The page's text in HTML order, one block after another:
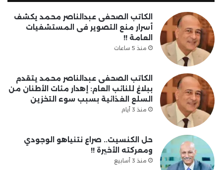
الكاتب الصحفى عبدالناصر محمد يكشف
أسرار منع التصوير فى المستشفيات
العامة !!
منذ 5 ساعات
الكاتب الصحفى عبدالناصر محمد يتقدم
ببلاغ للنائب العام: إهدار مئات الأطنان من
السلع الغذائية بسبب سوء التخزين
منذ 3 أيام
حل الكنسيت.. صراع نتنياهو الوجودي
ومعركته الأخيرة !!
منذ 3 أسابيع